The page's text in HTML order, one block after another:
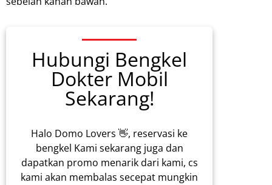
Hubungi Bengkel
Dokter Mobil
Sekarang!
Halo Domo Lovers 👋, reservasi ke
bengkel Kami sekarang juga dan
dapatkan promo menarik dari kami, cs
kami akan membalas secepat mungkin